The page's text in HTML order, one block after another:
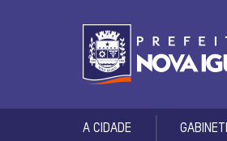
A CIDADE